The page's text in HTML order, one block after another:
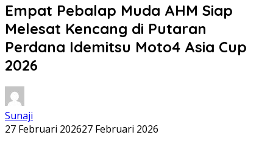
Empat Pebalap Muda AHM Siap
Melesat Kencang di Putaran
Perdana Idemitsu Moto4 Asia Cup
2026
Sunaji
27 Februari 202627 Februari 2026